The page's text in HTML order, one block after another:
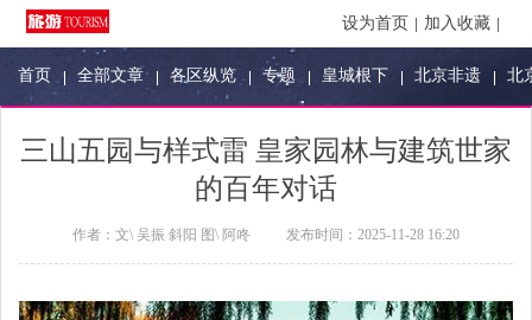
设为首页 加入收藏
首页 全部文章 各区纵览 专题 皇城根下 北京非遗 北
三山五园与样式雷 皇家园林与建筑世家
的百年对话
作者： 文\ 吴振 斜阳 图\ 阿咚 发布时间： 2025-11-28 16:20